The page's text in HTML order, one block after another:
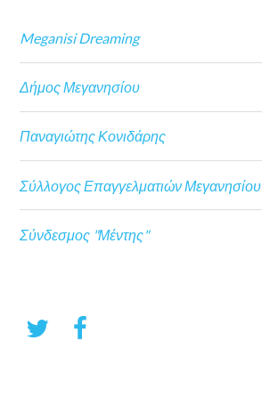
Meganisi Dreaming
Δήμος Μεγανησίου
Παναγιώτης Κονιδάρης
Σύλλογος Επαγγελματιών Μεγανησίου
Σύνδεσμος "Μέντης"